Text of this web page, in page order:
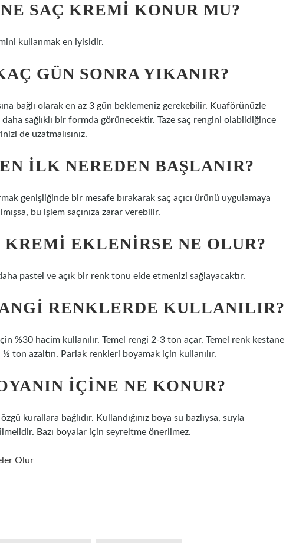
SAÇ KREMI KONUR MU?
kullanmak en iyisidir.
GÜN SONRA YIKANIR?
bağlı olarak en az 3 gün beklemeniz gerekebilir. Kuaförünüzle
sağlıklı bir formda görünecektir. Taze saç rengini olabildiğince
de uzatmalısınız.
ILK NEREDEN BAŞLANIR?
genişliğinde bir mesafe bırakarak saç açıcı ürünü uygulamaya
bu işlem saçınıza zarar verebilir.
KREMI EKLENIRSE NE OLUR?
pastel ve açık bir renk tonu elde etmenizi sağlayacaktır.
RENKLERDE KULLANILIR?
%30 hacim kullanılır. Temel rengi 2-3 ton açar. Temel renk kestane
ton azaltın. Parlak renkleri boyamak için kullanılır.
IÇINE NE KONUR?
kurallara bağlıdır. Kullandığınız boya su bazlıysa, suyla
Bazı boyalar için seyreltme önerilmez.
Olur